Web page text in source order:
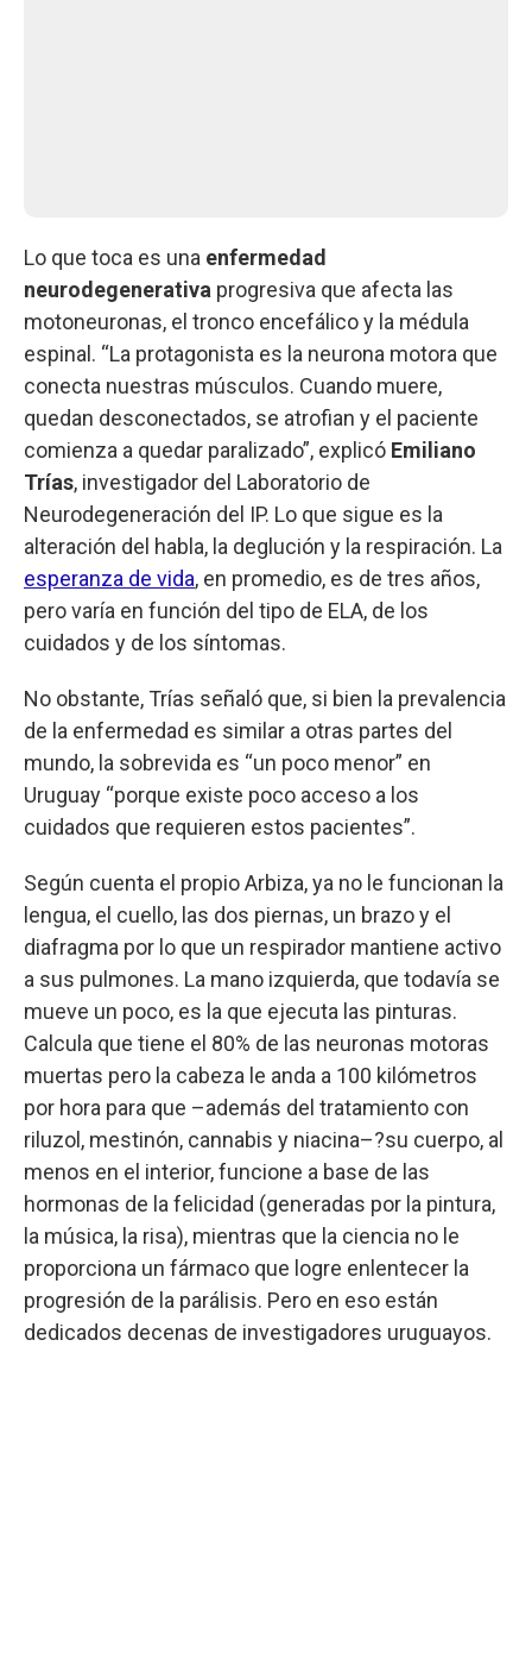
Lo que toca es una enfermedad
neurodegenerativa progresiva que afecta las
motoneuronas, el tronco encefálico y la médula
espinal. “La protagonista es la neurona motora que
conecta nuestras músculos. Cuando muere,
quedan desconectados, se atrofian y el paciente
comienza a quedar paralizado”, explicó Emiliano
Trías, investigador del Laboratorio de
Neurodegeneración del IP. Lo que sigue es la
alteración del habla, la deglución y la respiración. La
esperanza de vida, en promedio, es de tres años,
pero varía en función del tipo de ELA, de los
cuidados y de los síntomas.
No obstante, Trías señaló que, si bien la prevalencia
de la enfermedad es similar a otras partes del
mundo, la sobrevida es “un poco menor” en
Uruguay “porque existe poco acceso a los
cuidados que requieren estos pacientes”.
Según cuenta el propio Arbiza, ya no le funcionan la
lengua, el cuello, las dos piernas, un brazo y el
diafragma por lo que un respirador mantiene activo
a sus pulmones. La mano izquierda, que todavía se
mueve un poco, es la que ejecuta las pinturas.
Calcula que tiene el 80% de las neuronas motoras
muertas pero la cabeza le anda a 100 kilómetros
por hora para que –además del tratamiento con
riluzol, mestinón, cannabis y niacina–?su cuerpo, al
menos en el interior, funcione a base de las
hormonas de la felicidad (generadas por la pintura,
la música, la risa), mientras que la ciencia no le
proporciona un fármaco que logre enlentecer la
progresión de la parálisis. Pero en eso están
dedicados decenas de investigadores uruguayos.